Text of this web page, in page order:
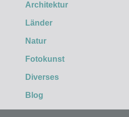
Architektur
Länder
Natur
Fotokunst
Diverses
Blog